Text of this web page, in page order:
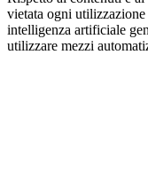
vietata ogni
intelligenza artificiale
utilizzare mezzi